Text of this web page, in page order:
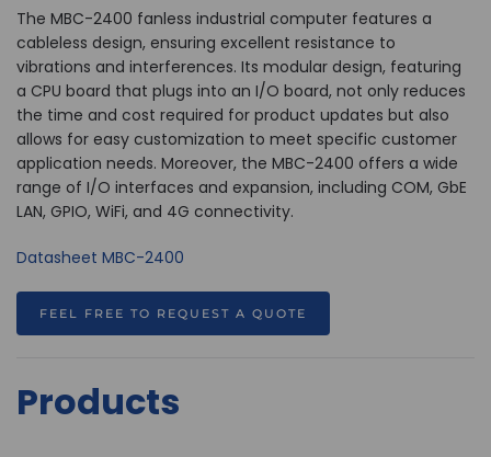
The MBC-2400 fanless industrial computer features a
cableless design, ensuring excellent resistance to
vibrations and interferences. Its modular design, featuring
a CPU board that plugs into an I/O board, not only reduces
the time and cost required for product updates but also
allows for easy customization to meet specific customer
application needs. Moreover, the MBC-2400 offers a wide
range of I/O interfaces and expansion, including COM, GbE
LAN, GPIO, WiFi, and 4G connectivity.
Datasheet MBC-2400
FEEL FREE TO REQUEST A QUOTE
Products